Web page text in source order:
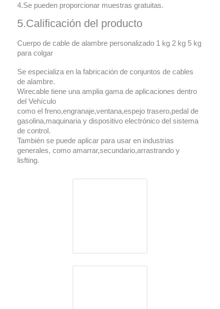
4.Se pueden proporcionar muestras gratuitas.
5.Calificación del producto
Cuerpo de cable de alambre personalizado 1 kg 2 kg 5 kg
para colgar
Se especializa en la fabricación de conjuntos de cables
de alambre.
Wirecable tiene una amplia gama de aplicaciones dentro
del Vehículo
como el freno,engranaje,ventana,espejo trasero,pedal de
gasolina,maquinaria y dispositivo electrónico del sistema
de control.
También se puede aplicar para usar en industrias
generales, como amarrar,secundario,arrastrando y
lisfting.